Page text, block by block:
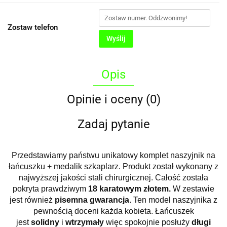
Zostaw telefon
Wyślij
Opis
Opinie i oceny (0)
Zadaj pytanie
Przedstawiamy państwu unikatowy komplet naszyjnik na
łańcuszku + medalik szkaplarz. Produkt został wykonany z
najwyższej jakości stali chirurgicznej. Całość została
pokryta prawdziwym 18 karatowym złotem. W zestawie
jest również pisemna gwarancja. Ten model naszyjnika z
pewnością doceni każda kobieta. Łańcuszek
jestsolidny i wtrzymały więc spokojnie posłuży długi